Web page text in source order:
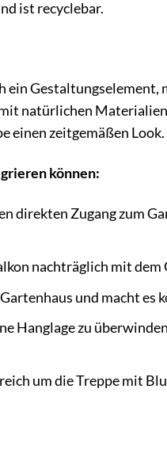
ist recyclebar.
ein Gestaltungselement,
natürlichen
einen zeitgemäßen Look.
können:
direkten Zugang zum
nachträglich mit dem
und macht es
Hanglage zu
um die Treppe mit